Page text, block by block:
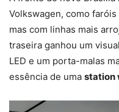
Volkswagen, como
mas com linhas mais
traseira ganhou um
LED e um porta-malas
essência de uma station